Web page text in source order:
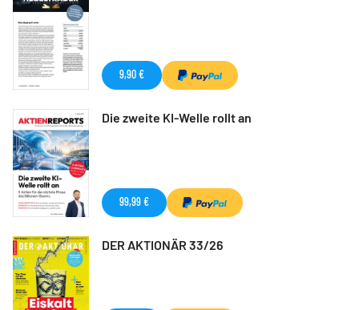
9,90 €
Die zweite KI-Welle rollt an
99,99 €
DER AKTIONÄR 33/26